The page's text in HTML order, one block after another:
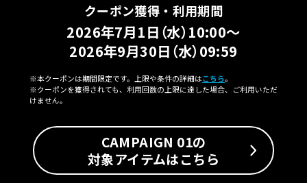
クーポン獲得・利用期間
2026年7月1日（水）10:00～
2026年9月30日（水）09:59
※本クーポンは期間限定です。上限や条件の詳細はこちら。
※クーポンを獲得されても、利用回数の上限に達した場合、ご利用いただ
けません。
CAMPAIGN 01の
対象アイテムはこちら